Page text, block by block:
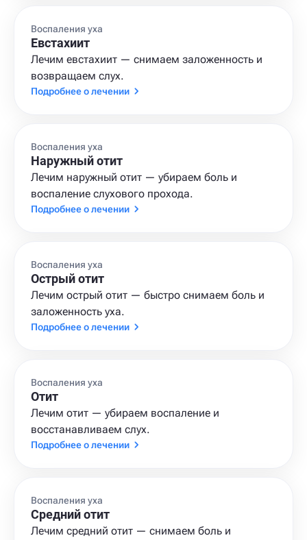
Воспаления уха
Евстахиит
Лечим евстахиит — снимаем заложенность и
возвращаем слух.
Подробнее о лечении
Воспаления уха
Наружный отит
Лечим наружный отит — убираем боль и
воспаление слухового прохода.
Подробнее о лечении
Воспаления уха
Острый отит
Лечим острый отит — быстро снимаем боль и
заложенность уха.
Подробнее о лечении
Воспаления уха
Отит
Лечим отит — убираем воспаление и
восстанавливаем слух.
Подробнее о лечении
Воспаления уха
Средний отит
Лечим средний отит — снимаем боль и